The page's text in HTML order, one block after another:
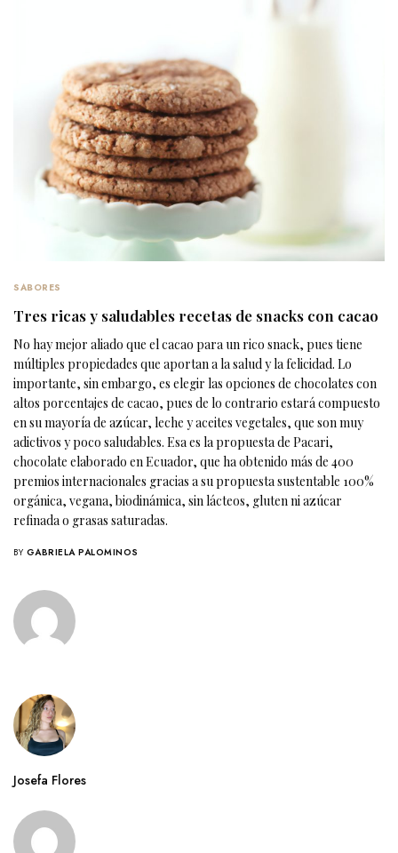
SABORES
Tres ricas y saludables recetas de snacks con cacao
No hay mejor aliado que el cacao para un rico snack, pues tiene
múltiples propiedades que aportan a la salud y la felicidad. Lo
importante, sin embargo, es elegir las opciones de chocolates con
altos porcentajes de cacao, pues de lo contrario estará compuesto
en su mayoría de azúcar, leche y aceites vegetales, que son muy
adictivos y poco saludables. Esa es la propuesta de Pacari,
chocolate elaborado en Ecuador, que ha obtenido más de 400
premios internacionales gracias a su propuesta sustentable 100%
orgánica, vegana, biodinámica, sin lácteos, gluten ni azúcar
refinada o grasas saturadas.
BY GABRIELA PALOMINOS
Josefa Flores